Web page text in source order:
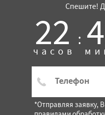
Спешите!
22 :
часов
*Отправляя заявку,